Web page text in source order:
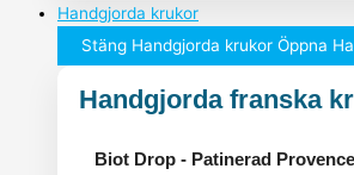
Handgjorda krukor
Stäng Handgjorda krukor Öppna
Handgjorda franska
Biot Drop - Patinerad Provence